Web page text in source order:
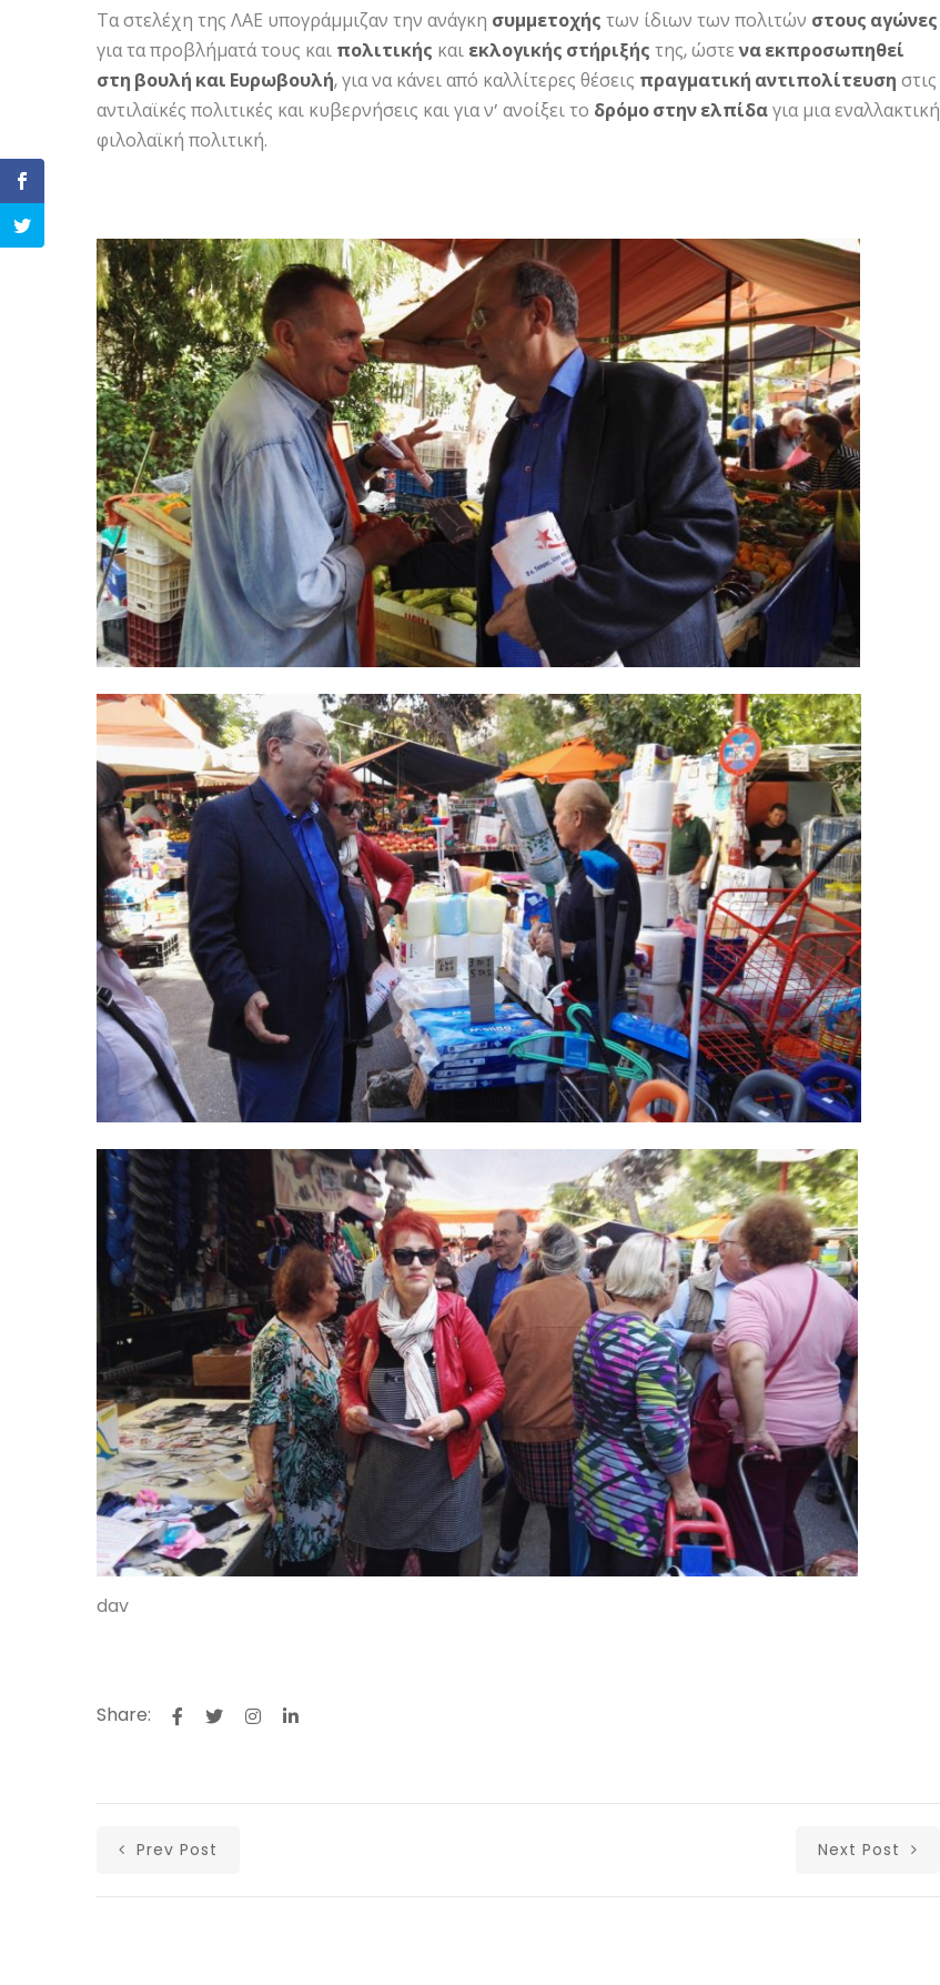
Τα στελέχη της ΛΑΕ υπογράμμιζαν την ανάγκη συμμετοχής των ίδιων των πολιτών στους αγώνες
για τα προβλήματά τους και πολιτικής και εκλογικής στήριξής της, ώστενα εκπροσωπηθεί
στη βουλή και Ευρωβουλή, για να κάνει από καλλίτερες θέσεις πραγματική αντιπολίτευση στις
αντιλαϊκές πολιτικές και κυβερνήσεις και για ν’ ανοίξει το δρόμο στην ελπίδαγια μια εναλλακτική
φιλολαϊκή πολιτική.
dav
Share:
Prev Post Next Post